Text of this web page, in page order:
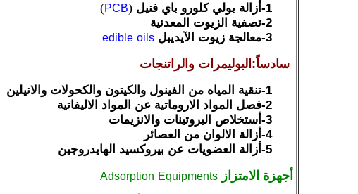
(
PCB
)
2-تصفية الزيوت المعدنية
edible oils
سادساً:البوليمرات والراتنجات
4-أزالة الالوان من العصائر
أجهزة الامتزاز
Adsorption Equipments